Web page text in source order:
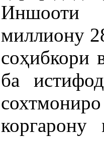
Иншооти
миллиону
соҳибкори
ба
коргарону